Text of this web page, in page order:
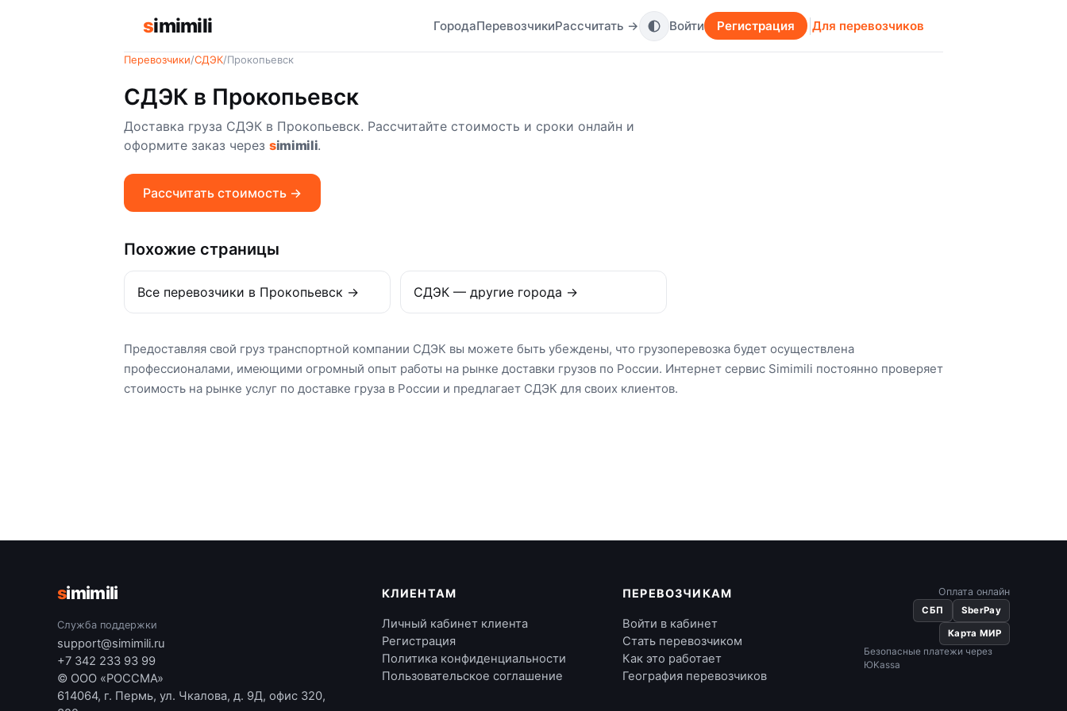
simimili ГородаПеревозчикиРассчитать → Войти Регистрация Для перевозчиков
Перевозчики/СДЭК/Прокопьевск
СДЭК в Прокопьевск
Доставка груза СДЭК в Прокопьевск. Рассчитайте стоимость и сроки онлайн и
оформите заказ через simimili.
Рассчитать стоимость →
Похожие страницы
Все перевозчики в Прокопьевск → СДЭК — другие города →
Предоставляя свой груз транспортной компании СДЭК вы можете быть убеждены, что грузоперевозка будет осуществлена
профессионалами, имеющими огромный опыт работы на рынке доставки грузов по России. Интернет сервис Simimili постоянно проверяет
стоимость на рынке услуг по доставке груза в России и предлагает СДЭК для своих клиентов.
simimili
Служба поддержки
support@simimili.ru
+7 342 233 93 99
© ООО «РОССМА»
614064, г. Пермь, ул. Чкалова, д. 9Д, офис 320,
КЛИЕНТАМ
Личный кабинет клиента
Регистрация
Политика конфиденциальности
Пользовательское соглашение
ПЕРЕВОЗЧИКАМ
Войти в кабинет
Стать перевозчиком
Как это работает
География перевозчиков
Оплата онлайн
СБП SberPay
Карта МИР
Безопасные платежи через
ЮKassa